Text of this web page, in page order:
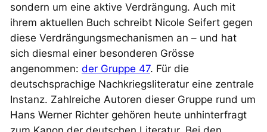
sondern um eine aktive Verdrängung. Auch mit
ihrem aktuellen Buch schreibt Nicole Seifert gegen
diese Verdrängungsmechanismen an – und hat
sich diesmal einer besonderen Grösse
angenommen: der Gruppe 47. Für die
deutschsprachige Nachkriegsliteratur eine zentrale
Instanz. Zahlreiche Autoren dieser Gruppe rund um
Hans Werner Richter gehören heute unhinterfragt